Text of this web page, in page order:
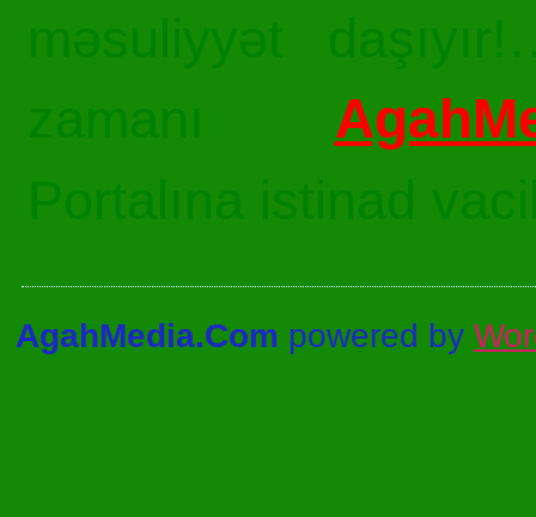
AgahMedia.Com powered by